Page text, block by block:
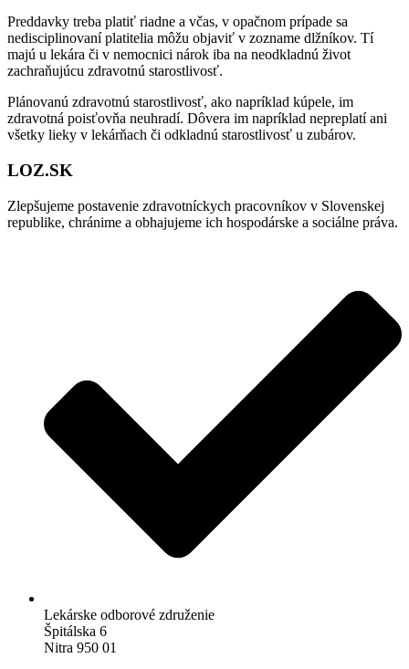
Preddavky treba platiť riadne a včas, v opačnom prípade sa
nedisciplinovaní platitelia môžu objaviť v zozname dlžníkov. Tí
majú u lekára či v nemocnici nárok iba na neodkladnú život
zachraňujúcu zdravotnú starostlivosť.
Plánovanú zdravotnú starostlivosť, ako napríklad kúpele, im
zdravotná poisťovňa neuhradí. Dôvera im napríklad nepreplatí ani
všetky lieky v lekárňach či odkladnú starostlivosť u zubárov.
LOZ.SK
Zlepšujeme postavenie zdravotníckych pracovníkov v Slovenskej
republike, chránime a obhajujeme ich hospodárske a sociálne práva.
Lekárske odborové združenie
Špitálska 6
Nitra 950 01